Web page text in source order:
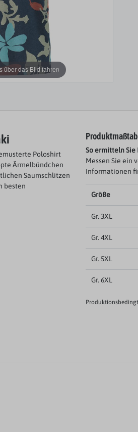
über das Bild fahren
Poloshirt
Ärmelbündchen
Saumschlitzen
besten
So ermitteln Sie
Messen Sie ein
Informationen
Größe
Gr. 3XL
Gr. 4XL
Gr. 5XL
Gr. 6XL